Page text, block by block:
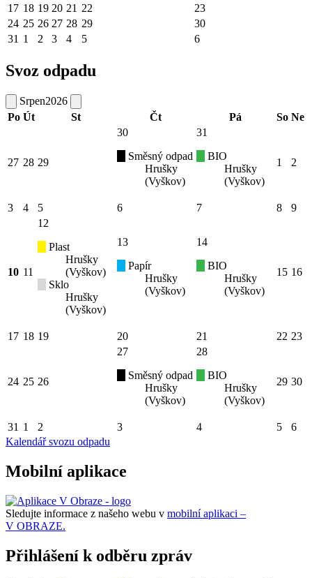
17 18 19 20 21 22
23
24 25 26 27 28 29
30
31 1 2 3 4 5 6
Svoz odpadu
Srpen2026
Po Út St Čt Pá So Ne
27 28 29
30
Směsný odpad
Hrušky
(Vyškov)
31
BIO
Hrušky
(Vyškov)
1 2
3 4 5 6 7 8 9
10 11
12
Plast
Hrušky
(Vyškov)
Sklo
Hrušky
(Vyškov)
13
Papír
Hrušky
(Vyškov)
14
BIO
Hrušky
(Vyškov)
15 16
17 18 19 20 21 22 23
24 25 26
27
Směsný odpad
Hrušky
(Vyškov)
28
BIO
Hrušky
(Vyškov)
29 30
31 1 2 3 4 5
6
Kalendář svozu odpadu
Mobilní aplikace
Sledujte informace z našeho webu v mobilní aplikaci –
V OBRAZE.
Přihlášení k odběru zpráv